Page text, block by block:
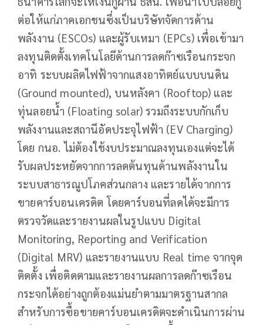
ต่อให้แก่ภาคเอกชนซึ่งเป็นบริษัทจัดการด้าน
พลังงาน (ESCOs) และผู้รับเหมา (EPCs) เพื่อเข้ามา
ลงทุนติดตั้งเทคโนโลยีด้านการลดก๊าซเรือนกระจก
อาทิ ระบบผลิตไฟฟ้าจากแสงอาทิตย์แบบบนดิน
(Ground mounted), บนหลังคา (Rooftop) และ
ทุ่นลอยน้ำ (Floating solar) รวมถึงระบบกักเก็บ
พลังงานและสถานีอัดประจุไฟฟ้า (EV Charging)
โดย กนอ. ไม่ต้องใช้งบประมาณลงทุนเองแต่จะได้
รับผลประหยัดจากการลดต้นทุนด้านพลังงานใน
ระบบสาธารณูปโภคส่วนกลาง และรายได้จากการ
ขายคาร์บอนเครดิต โดยคาร์บอนที่ลดได้จะมีการ
ตรวจวัดและรายงานผลในรูปแบบ Digital
Monitoring, Reporting and Verification
(Digital MRV) และรายงานแบบ Real time จากจุด
ติดตั้ง เพื่อติดตามและรายงานผลการลดก๊าซเรือน
กระจกได้อย่างถูกต้องแม่นยำตามมาตรฐานสากล
สำหรับการซื้อขายคาร์บอนเครดิตจะดำเนินการผ่าน